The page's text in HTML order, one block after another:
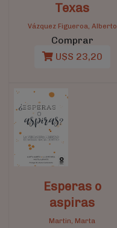
Texas
Vázquez Figueroa, Alberto
Comprar
U$S 23,20
Esperas o
aspiras
Martin, Marta